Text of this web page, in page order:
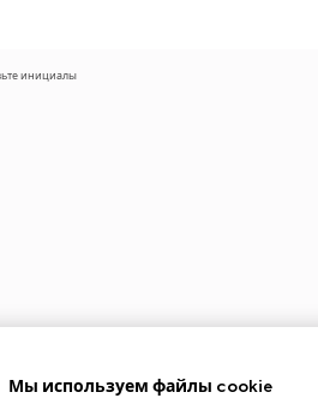
инициалы
Мы используем файлы cookie